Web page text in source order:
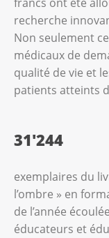
recherche
Non seulement
médicaux de
qualité de vie et
patients atteints
31'244
exemplaires du
l’ombre » en
de l’année
éducateurs et